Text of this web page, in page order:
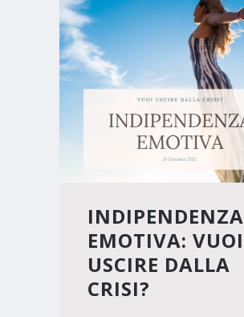
INDIPENDENZA
EMOTIVA: VUOI
USCIRE DALLA
CRISI?